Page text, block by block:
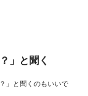
」と聞く
」と聞くのもいいで